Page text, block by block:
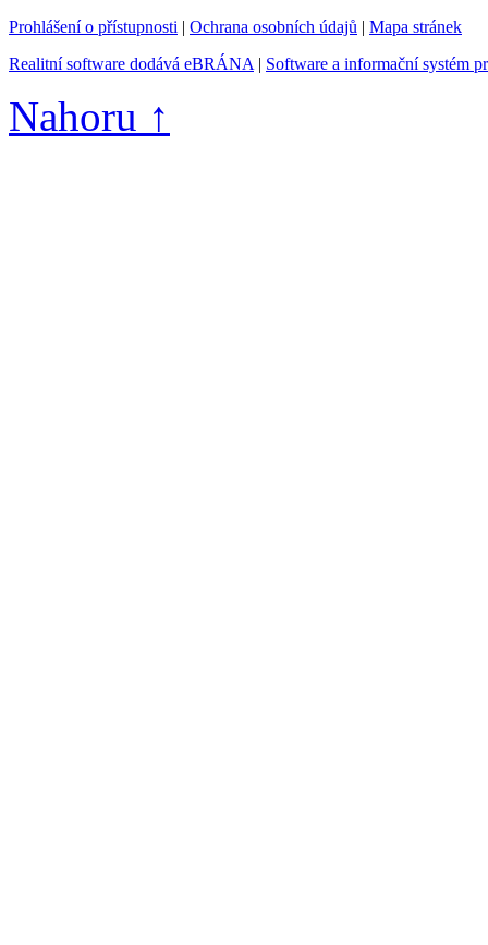
Prohlášení o přístupnosti | Ochrana osobních údajů | Mapa stránek
Realitní software dodává eBRÁNA | Software a informační systém
Nahoru ↑